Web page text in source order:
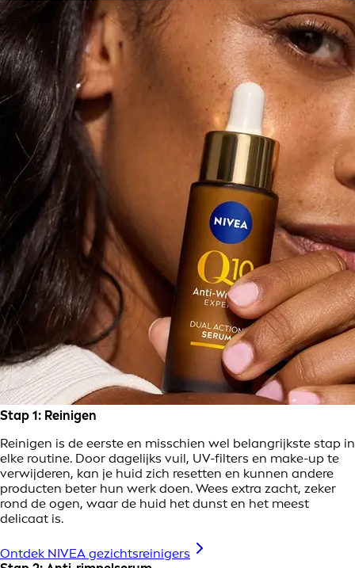
Stap 1: Reinigen
Reinigen is de eerste en misschien wel belangrijkste stap in
elke routine. Door dagelijks vuil, UV-filters en make-up te
verwijderen, kan je huid zich resetten en kunnen andere
producten beter hun werk doen. Wees extra zacht, zeker
rond de ogen, waar de huid het dunst en het meest
delicaat is.
Ontdek NIVEA gezichtsreinigers